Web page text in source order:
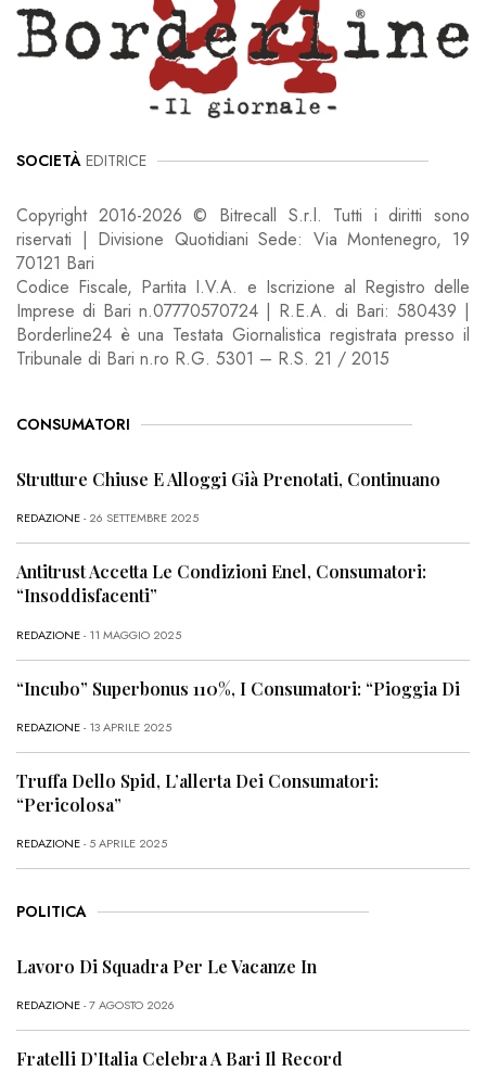
SOCIETÀ EDITRICE
Copyright 2016-2026 © Bitrecall S.r.l. Tutti i diritti sono
riservati | Divisione Quotidiani Sede: Via Montenegro, 19
70121 Bari
Codice Fiscale, Partita I.V.A. e Iscrizione al Registro delle
Imprese di Bari n.07770570724 | R.E.A. di Bari: 580439 |
Borderline24 è una Testata Giornalistica registrata presso il
Tribunale di Bari n.ro R.G. 5301 – R.S. 21 / 2015
CONSUMATORI
Strutture Chiuse E Alloggi Già Prenotati, Continuano
REDAZIONE- 26 SETTEMBRE 2025
Antitrust Accetta Le Condizioni Enel, Consumatori:
“Insoddisfacenti”
REDAZIONE- 11 MAGGIO 2025
“Incubo” Superbonus 110%, I Consumatori: “Pioggia Di
REDAZIONE- 13 APRILE 2025
Truffa Dello Spid, L’allerta Dei Consumatori:
“Pericolosa”
REDAZIONE- 5 APRILE 2025
POLITICA
Lavoro Di Squadra Per Le Vacanze In
REDAZIONE- 7 AGOSTO 2026
Fratelli D’Italia Celebra A Bari Il Record